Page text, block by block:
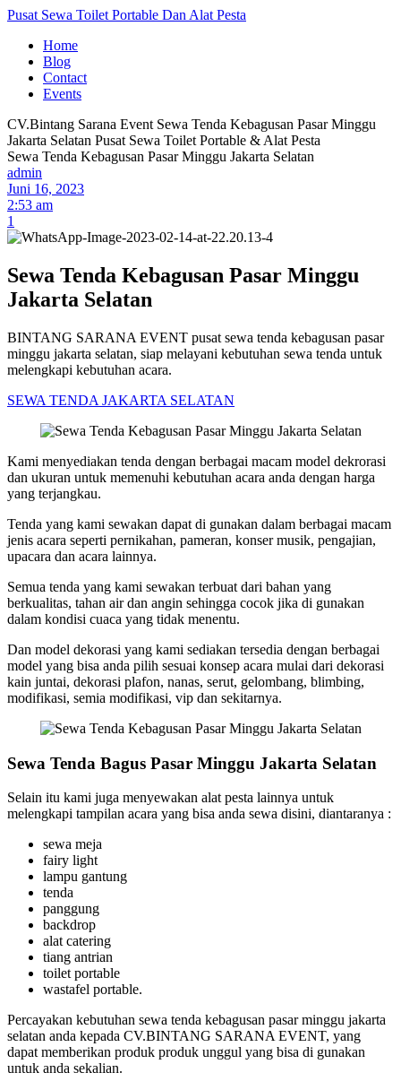
Pusat Sewa Toilet Portable Dan Alat Pesta
Home
Blog
Contact
Events
CV.Bintang Sarana Event Sewa Tenda Kebagusan Pasar Minggu
Jakarta Selatan Pusat Sewa Toilet Portable & Alat Pesta
Sewa Tenda Kebagusan Pasar Minggu Jakarta Selatan
admin
Juni 16, 2023
2:53 am
1
Sewa Tenda Kebagusan Pasar Minggu
Jakarta Selatan
BINTANG SARANA EVENT pusat sewa tenda kebagusan pasar
minggu jakarta selatan, siap melayani kebutuhan sewa tenda untuk
melengkapi kebutuhan acara.
SEWA TENDA JAKARTA SELATAN
Kami menyediakan tenda dengan berbagai macam model dekrorasi
dan ukuran untuk memenuhi kebutuhan acara anda dengan harga
yang terjangkau.
Tenda yang kami sewakan dapat di gunakan dalam berbagai macam
jenis acara seperti pernikahan, pameran, konser musik, pengajian,
upacara dan acara lainnya.
Semua tenda yang kami sewakan terbuat dari bahan yang
berkualitas, tahan air dan angin sehingga cocok jika di gunakan
dalam kondisi cuaca yang tidak menentu.
Dan model dekorasi yang kami sediakan tersedia dengan berbagai
model yang bisa anda pilih sesuai konsep acara mulai dari dekorasi
kain juntai, dekorasi plafon, nanas, serut, gelombang, blimbing,
modifikasi, semia modifikasi, vip dan sekitarnya.
Sewa Tenda Bagus Pasar Minggu Jakarta Selatan
Selain itu kami juga menyewakan alat pesta lainnya untuk
melengkapi tampilan acara yang bisa anda sewa disini, diantaranya :
sewa meja
fairy light
lampu gantung
tenda
panggung
backdrop
alat catering
tiang antrian
toilet portable
wastafel portable.
Percayakan kebutuhan sewa tenda kebagusan pasar minggu jakarta
selatan anda kepada CV.BINTANG SARANA EVENT, yang
dapat memberikan produk produk unggul yang bisa di gunakan
untuk anda sekalian.